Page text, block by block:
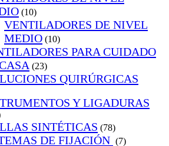
(10)
VENTILADORES DE NIVEL
MEDIO (10)
PARA CUIDADO
(23)
QUIRÚRGICAS
Y LIGADURAS
SINTÉTICAS (78)
DE FIJACIÓN (7)